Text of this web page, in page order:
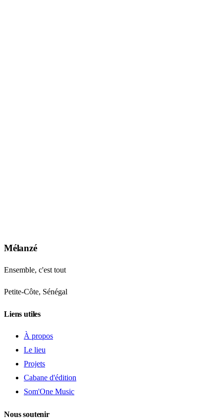
Mélanzé
Ensemble, c'est tout
Petite-Côte, Sénégal
Liens utiles
À propos
Le lieu
Projets
Cabane d'édition
Som'One Music
Nous soutenir